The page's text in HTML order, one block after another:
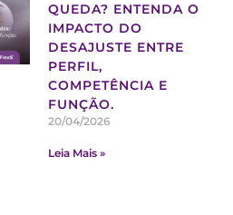
QUEDA? ENTENDA O
IMPACTO DO
DESAJUSTE ENTRE
PERFIL,
COMPETÊNCIA E
FUNÇÃO.
20/04/2026
Leia Mais »